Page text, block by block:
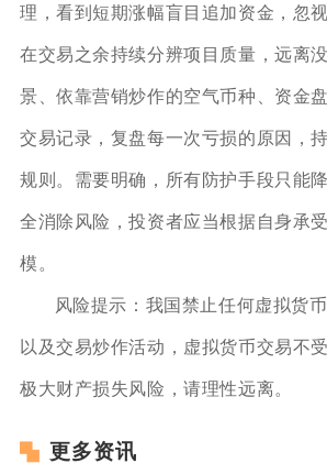
理，看到短期涨幅盲目追加资金，忽
在交易之余持续分辨项目质量，远离
景、依靠营销炒作的空气币种、资金
交易记录，复盘每一次亏损的原因，
规则。需要明确，所有防护手段只能
全消除风险，投资者应当根据自身承
模。
风险提示：我国禁止任何虚拟货
以及交易炒作活动，虚拟货币交易不
极大财产损失风险，请理性远离。
更多资讯